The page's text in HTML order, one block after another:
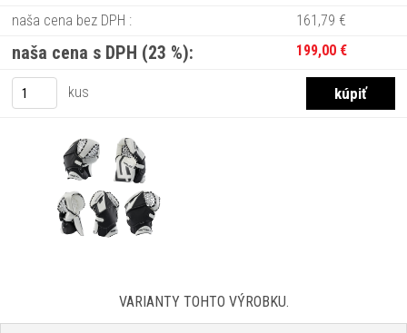
naša cena bez DPH :
161,79 €
naša cena s DPH (23 %): 199,00 €
kus
VARIANTY TOHTO VÝROBKU.